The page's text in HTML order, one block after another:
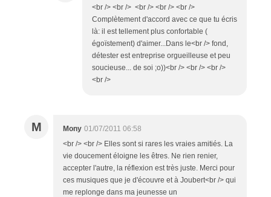
<br /> <br /> <br /> <br /> <br />
Complètement d'accord avec ce que tu écris
là: il est tellement plus confortable (
égoïstement) d'aimer...Dans le<br /> fond,
détester est entreprise orgueilleuse et peu
soucieuse... de soi ;o))<br /> <br /> <br />
<br />
M Mony 01/07/2011 06:58
<br /> <br /> Elles sont si rares les vraies amitiés. La
vie doucement éloigne les êtres. Ne rien renier,
accepter l'autre, la réflexion est très juste. Merci pour
ces musiques que je d'écouvre et à Joubert<br /> qui
me replonge dans ma jeunesse un